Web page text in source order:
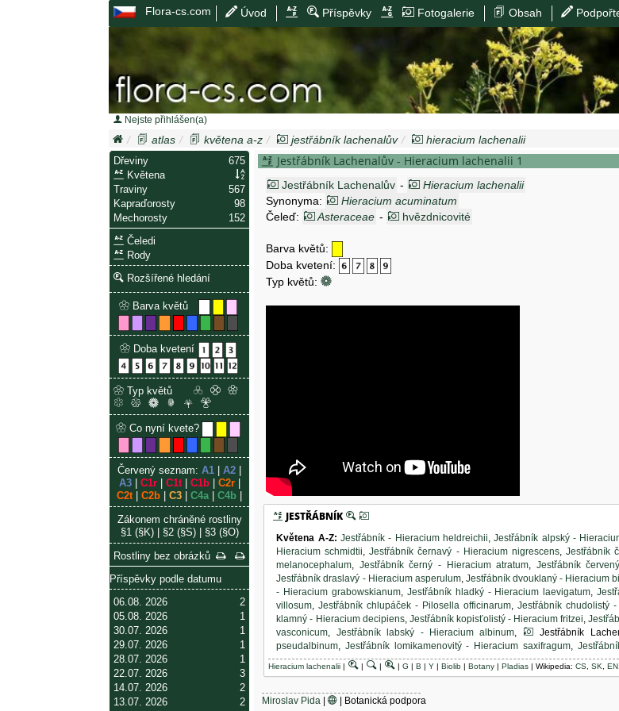
Flora-cs.com Úvod Příspěvky Fotogalerie Obsah
Nejste přihlášen(a)
atlas květena a-z jestřábník lachenalův
hieracium lachenalii
Jestřábník Lachenalův - Hieracium lachenalii 1
Jestřábník Lachenalův -
Hieracium lachenalii
Synonyma:
Hieracium acuminatum
Čeleď:
Asteraceae - hvězdnicovité
Barva květů:
Doba kvetení:
Typ květů:
JESTŘÁBNÍK
Květena A-Z: Jestřábník - Hieracium heldreichii,Jestřábník alpský -
Hieracium schmidtii,Jestřábník černavý - Hieracium nigrescens, Jestřábník
melanocephalum, Jestřábník černý - Hieracium atratum, Jestřábník
Jestřábník draslavý - Hieracium asperulum, Jestřábník dvouklaný - Hieracium
- Hieracium grabowskianum, Jestřábník hladký - Hieracium laevigatum,
villosum,Jestřábník chlupáček - Pilosella officinarum,Jestřábník chudolistý
klamný - Hieracium decipiens, Jestřábník kopisťolistý - Hieracium fritzei,
vasconicum, Jestřábník labský - Hieracium albinum, Jestřábník
pseudalbinum,Jestřábník lomikamenovitý - Hieracium saxifragum,
nigritum,Jestřábník nasivělý - Hieracium glaucinum,Jestřábník obecný -
omanovitý - Hieracium inuloides
, Jestřábník plocholistý - Hieracium
- Hieracium diaphanoides,Jestřábník Purkyňův - Hieracium purkynei
Hieracium lachenalii | | | |G |B |Y |Biolib |Botany |Pladias | Wikipedia:CS,SK,EN
Miroslav Pida |
| Botanická podpora
675
Dřeviny
Květena
567
Traviny
98
Kapraďorosty
152
Mechorosty
Čeledi
Rody
Rozšířené hledání
Barva květů
Doba kvetení
Typ květů
Co nyní kvete?
Červený seznam: A1 |A2
A3| C1r| C1t| C1b| C2r|
C2t |C2b |C3 |C4a |C4b
Zákonem chráněné rostliny
§1 (§K)| §2 (§S)| §3 (§O)
Rostliny bez obrázků
Příspěvky podle datumu
2
06.08. 2026
1
05.08. 2026
1
30.07. 2026
1
29.07. 2026
1
28.07. 2026
3
22.07. 2026
2
14.07. 2026
2
13.07. 2026